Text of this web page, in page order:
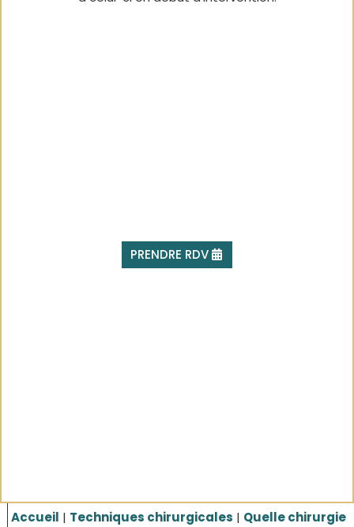
PRENDRE RDV
Accueil | Techniques chirurgicales | Quelle chirurgie